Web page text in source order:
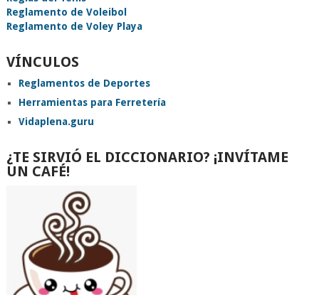
Reglamento de Voleibol
Reglamento de Voley Playa
VÍNCULOS
Reglamentos de Deportes
Herramientas para Ferretería
Vidaplena.guru
¿TE SIRVIÓ EL DICCIONARIO? ¡INVÍTAME
UN CAFÉ!